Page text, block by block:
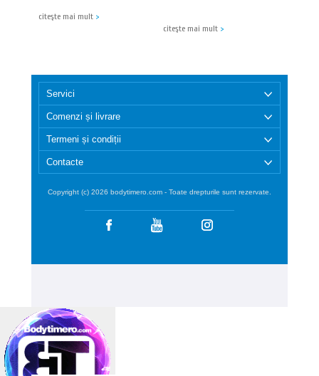
citeşte mai mult >
citeşte mai mult >
Servici
Comenzi și livrare
Termeni și condiții
Contacte
Copyright (c) 2026 bodytimero.com - Toate drepturile sunt rezervate.